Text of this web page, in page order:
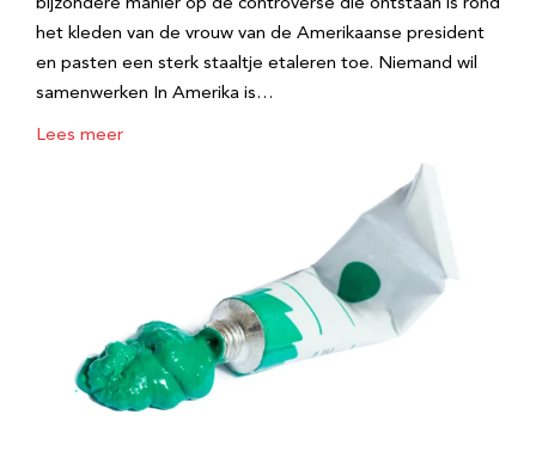
bijzondere manier op de controverse die ontstaan is rond
het kleden van de vrouw van de Amerikaanse president
en pasten een sterk staaltje etaleren toe. Niemand wil
samenwerken In Amerika is…
Lees meer